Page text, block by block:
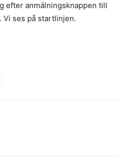
efter anmälningsknappen till
Vi ses på startlinjen.